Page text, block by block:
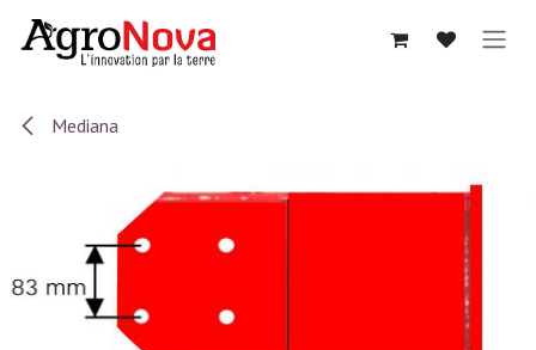
Mediana